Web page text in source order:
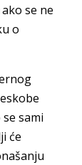
se ne
o
sami
će